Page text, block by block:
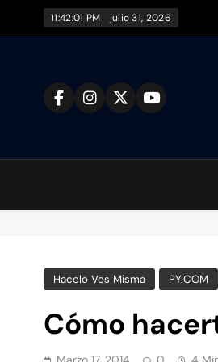
11:42:02 PM julio 31, 2026
Hacelo Vos Misma PY.COM
Cómo